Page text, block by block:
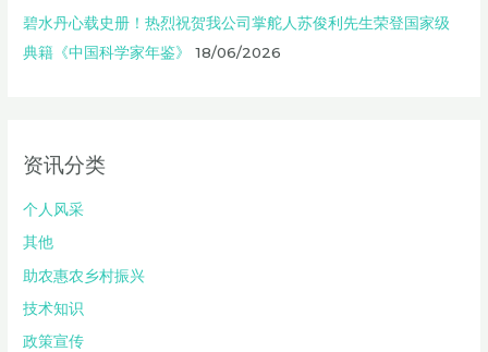
碧水丹心载史册！热烈祝贺我公司掌舵人苏俊利先生荣登国家级
典籍《中国科学家年鉴》
18/06/2026
资讯分类
个人风采
其他
助农惠农乡村振兴
技术知识
政策宣传